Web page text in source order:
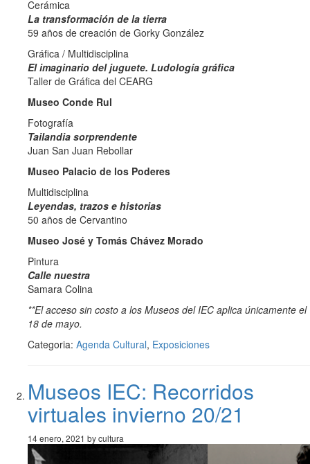
Cerámica
La transformación de la tierra
59 años de creación de Gorky González
Gráfica / Multidisciplina
El imaginario del juguete. Ludología gráfica
Taller de Gráfica del CEARG
Museo Conde Rul
Fotografía
Tailandia sorprendente
Juan San Juan Rebollar
Museo Palacio de los Poderes
Multidisciplina
Leyendas, trazos e historias
50 años de Cervantino
Museo José y Tomás Chávez Morado
Pintura
Calle nuestra
Samara Colina
**El acceso sin costo a los Museos del IEC aplica únicamente el
18 de mayo.
Categoria: Agenda Cultural, Exposiciones
Museos IEC: Recorridos
virtuales invierno 20/21
14 enero, 2021 by cultura